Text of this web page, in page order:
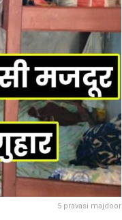
5 pravasi majdoor